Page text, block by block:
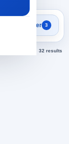
Filter 3
32 results